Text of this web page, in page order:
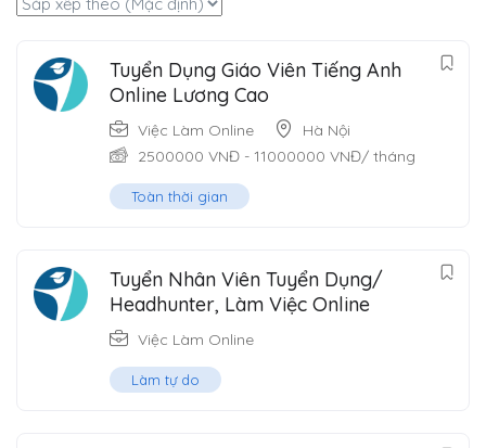
Tuyển Dụng Giáo Viên Tiếng Anh
Online Lương Cao
Việc Làm Online
Hà Nội
2500000 VNĐ - 11000000 VNĐ/ tháng
Toàn thời gian
Tuyển Nhân Viên Tuyển Dụng/
Headhunter, Làm Việc Online
Việc Làm Online
Làm tự do